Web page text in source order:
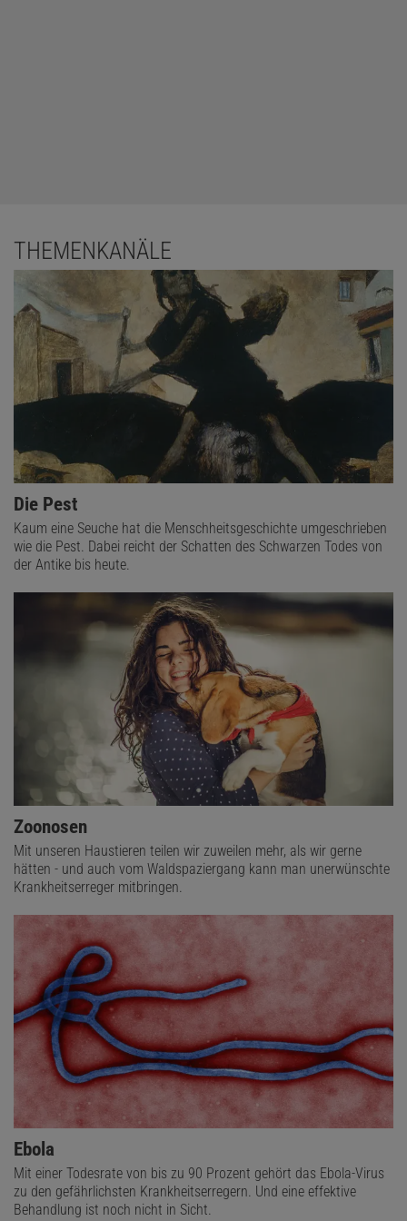
THEMENKANÄLE
Die Pest
Kaum eine Seuche hat die Menschheitsgeschichte umgeschrieben
wie die Pest. Dabei reicht der Schatten des Schwarzen Todes von
der Antike bis heute.
Zoonosen
Mit unseren Haustieren teilen wir zuweilen mehr, als wir gerne
hätten - und auch vom Waldspaziergang kann man unerwünschte
Krankheitserreger mitbringen.
Ebola
Mit einer Todesrate von bis zu 90 Prozent gehört das Ebola-Virus
zu den gefährlichsten Krankheitserregern. Und eine effektive
Behandlung ist noch nicht in Sicht.